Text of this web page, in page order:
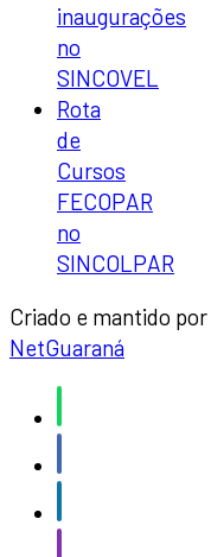
inaugurações
no
SINCOVEL
Rota
de
Cursos
FECOPAR
no
SINCOLPAR
Criado e mantido por
NetGuaraná